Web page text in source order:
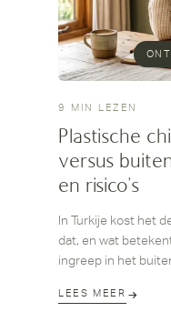
9 MIN LEZEN
Plastische
versus
en risico's
In Turkije kost het
dat, en wat
ingreep in het
bestemmingen in
LEES MEER